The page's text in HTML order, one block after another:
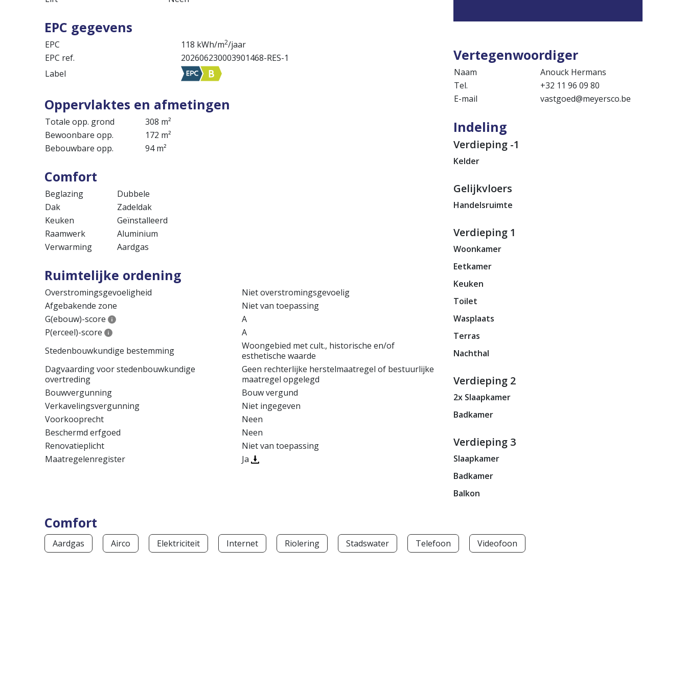
EPC gegevens
EPC 118 kWh/m2/jaar
EPC ref.
202606230003901468-RES-1
Label
Oppervlaktes en afmetingen
Totale opp. grond
308 m²
Bewoonbare opp.
172 m²
Bebouwbare opp.
94 m²
Comfort
Beglazing
Dubbele
Dak
Zadeldak
Keuken
Geïnstalleerd
Raamwerk
Aluminium
Verwarming
Aardgas
Ruimtelijke ordening
Overstromingsgevoeligheid
Niet overstromingsgevoelig
Afgebakende zone
Niet van toepassing
G(ebouw)-score
A
P(erceel)-score
A
Stedenbouwkundige bestemming
Woongebied met cult., historische en/of
esthetische waarde
Dagvaarding voor stedenbouwkundige
overtreding
Geen rechterlijke herstelmaatregel of bestuurlijke
maatregel opgelegd
Bouwvergunning
Bouw vergund
Verkavelingsvergunning
Niet ingegeven
Voorkooprecht
Neen
Beschermd erfgoed
Neen
Renovatieplicht
Niet van toepassing
Maatregelenregister
Ja
Vertegenwoordiger
Naam
Anouck Hermans
Tel.
+32 11 96 09 80
E-mail
vastgoed@meyersco.be
Indeling
Verdieping -1
Kelder
Gelijkvloers
Handelsruimte
Verdieping 1
Woonkamer
Eetkamer
Keuken
Toilet
Wasplaats
Terras
Nachthal
Verdieping 2
2x Slaapkamer
Badkamer
Verdieping 3
Slaapkamer
Badkamer
Balkon
Comfort
Aardgas Airco Elektriciteit Internet Riolering Stadswater Telefoon Videofoon